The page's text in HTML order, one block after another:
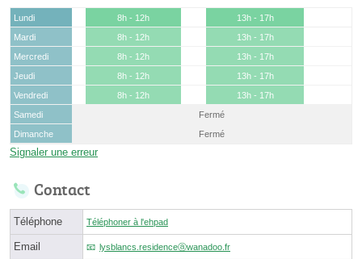
Lundi 8h - 12h
13h - 17h
Mardi
8h - 12h
13h - 17h
Mercredi
8h - 12h
13h - 17h
Jeudi
8h - 12h
13h - 17h
Vendredi
8h - 12h
13h - 17h
Samedi
Fermé
Dimanche
Fermé
Signaler une erreur
Contact
Téléphone Téléphoner à l'ehpad
Email lysblancs.residenceⓐwanadoo.fr